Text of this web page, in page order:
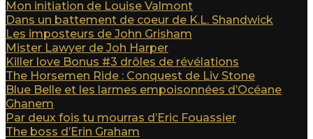
Mon initiation de Louise Valmont
Dans un battement de coeur de K.L. Shandwick
Les imposteurs de John Grisham
Mister Lawyer de Joh Harper
Killer love Bonus #3 drôles de révélations
The Horsemen Ride : Conquest de Liv Stone
Blue Belle et les larmes empoisonnées d’Océane
Ghanem
Par deux fois tu mourras d’Eric Fouassier
The boss d’Erin Graham